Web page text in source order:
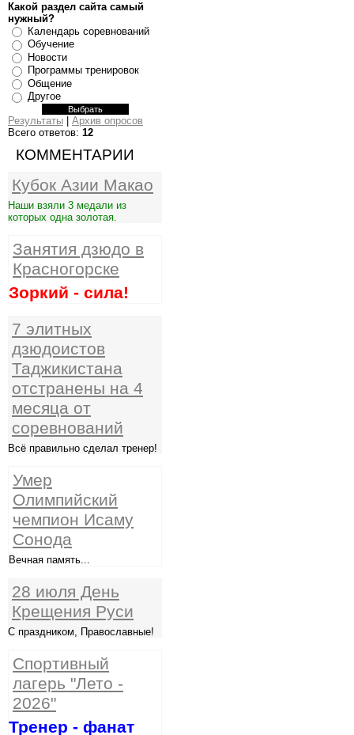
Какой раздел сайта самый
нужный?
Календарь соревнований
Обучение
Новости
Программы тренировок
Общение
Другое
Результаты
Архив опросов
Всего ответов: 12
КОММЕНТАРИИ
Кубок Азии Макао
Наши взяли 3 медали из
которых одна золотая.
Занятия дзюдо в
Красногорске
Зоркий - сила!
7 элитных
дзюдоистов
Таджикистана
отстранены на 4
месяца от
соревнований
Всё правильно сделал тренер!
Умер
Олимпийский
чемпион Исаму
Сонода
Вечная память...
28 июля День
Крещения Руси
С праздником, Православные!
Спортивный
лагерь "Лето -
2026"
Тренер - фанат